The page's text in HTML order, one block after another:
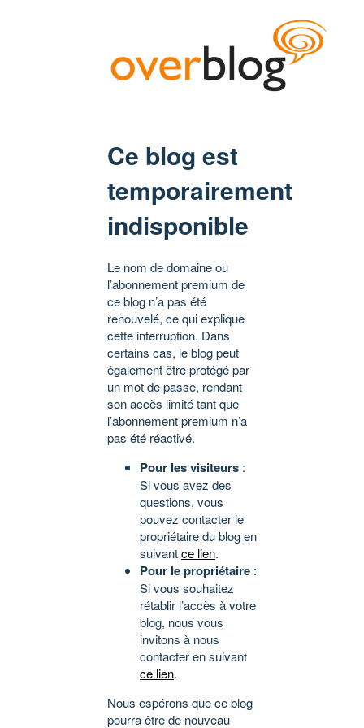
Ce blog est
temporairement
indisponible
Le nom de domaine ou
l’abonnement premium de
ce blog n’a pas été
renouvelé, ce qui explique
cette interruption. Dans
certains cas, le blog peut
également être protégé par
un mot de passe, rendant
son accès limité tant que
l’abonnement premium n’a
pas été réactivé.
Pour les visiteurs :
Si vous avez des
questions, vous
pouvez contacter le
propriétaire du blog en
suivantce lien.
Pour le propriétaire :
Si vous souhaitez
rétablir l’accès à votre
blog, nous vous
invitons à nous
contacter en suivant
ce lien.
Nous espérons que ce blog
pourra être de nouveau